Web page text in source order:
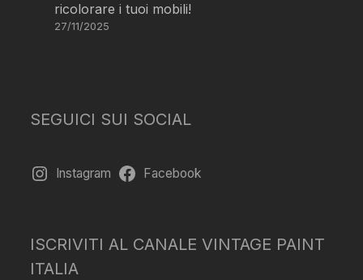
ricolorare i tuoi mobili!
27/11/2025
SEGUICI SUI SOCIAL
Instagram Facebook
ISCRIVITI AL CANALE VINTAGE PAINT
ITALIA